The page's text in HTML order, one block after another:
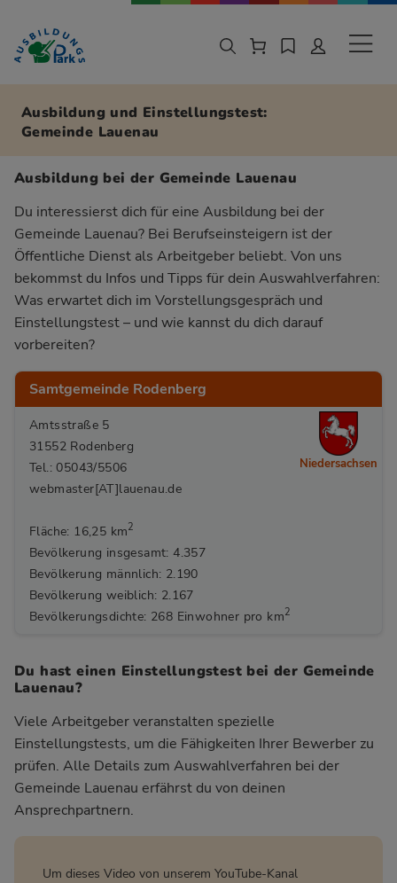
Zur Navigation springen
Zu den Hauptinhalten springen
Ausbildung und Einstellungstest:
Gemeinde Lauenau
Ausbildung bei der Gemeinde Lauenau
Du interessierst dich für eine Ausbildung bei der
Gemeinde Lauenau? Bei Berufseinsteigern ist der
Öffentliche Dienst als Arbeitgeber beliebt. Von uns
bekommst du Infos und Tipps für dein Auswahlverfahren:
Was erwartet dich im Vorstellungsgespräch und
Einstellungstest – und wie kannst du dich darauf
vorbereiten?
Samtgemeinde Rodenberg
Amtsstraße 5
31552 Rodenberg
Tel.: 05043/5506
webmaster[AT]lauenau.de
Fläche: 16,25 km2
Bevölkerung insgesamt: 4.357
Bevölkerung männlich: 2.190
Bevölkerung weiblich: 2.167
Bevölkerungsdichte: 268 Einwohner pro km2
Niedersachsen
Du hast einen Einstellungstest bei der Gemeinde
Lauenau?
Viele Arbeitgeber veranstalten spezielle
Einstellungstests, um die Fähigkeiten Ihrer Bewerber zu
prüfen. Alle Details zum Auswahlverfahren bei der
Gemeinde Lauenau erfährst du von deinen
Ansprechpartnern.
Um dieses Video von unserem YouTube-Kanal